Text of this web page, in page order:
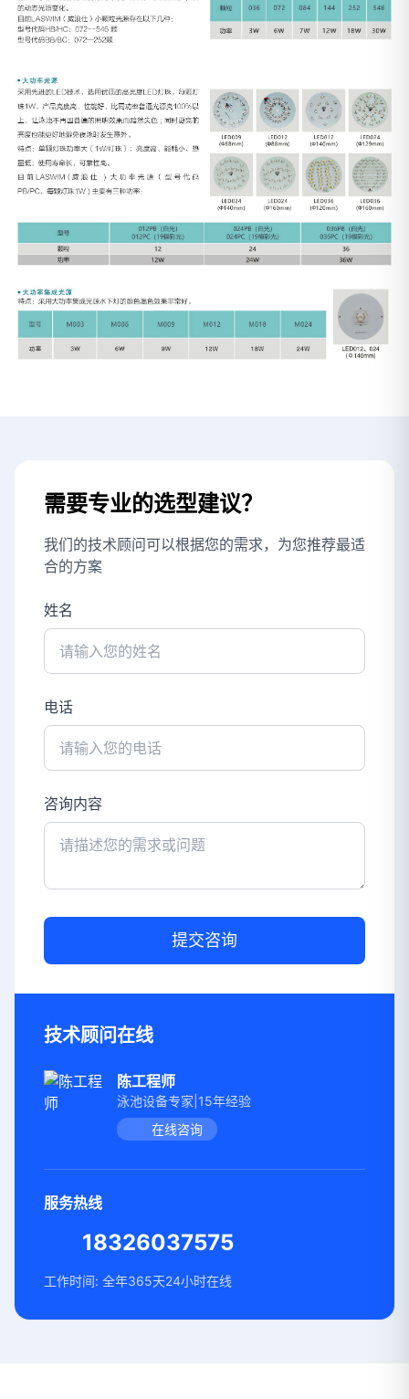
需要专业的选型建议？
我们的技术顾问可以根据您的需求，为您推荐最适
合的方案
姓名
电话
咨询内容
提交咨询
技术顾问在线
陈工程师
泳池设备专家|15年经验
在线咨询
服务热线
18326037575
工作时间: 全年365天24小时在线